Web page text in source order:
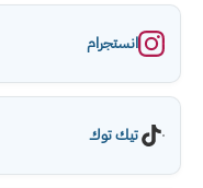
انستجرام
تيك توك